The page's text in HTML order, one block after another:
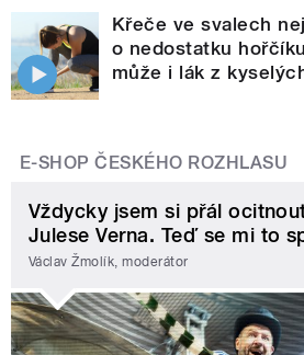
Křeče ve svalech
o nedostatku
může i lák z
E-SHOP ČESKÉHO ROZHLASU
Vždycky jsem si přál
Julese Verna. Teď se mi to
Václav Žmolík, moderátor